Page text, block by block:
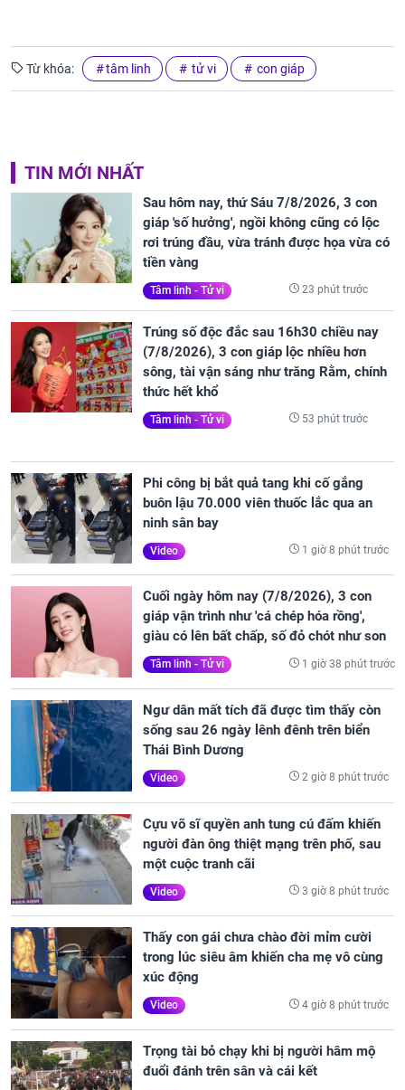
Từ khóa: tâm linh tử vi con giáp
TIN MỚI NHẤT
Sau hôm nay, thứ Sáu 7/8/2026, 3 con
giáp 'số hưởng', ngồi không cũng có lộc
rơi trúng đầu, vừa tránh được họa vừa có
tiền vàng
Tâm linh - Tử vi 23 phút trước
Trúng số độc đắc sau 16h30 chiều nay
(7/8/2026), 3 con giáp lộc nhiều hơn
sông, tài vận sáng như trăng Rằm, chính
thức hết khổ
Tâm linh - Tử vi 53 phút trước
Phi công bị bắt quả tang khi cố gắng
buôn lậu 70.000 viên thuốc lắc qua an
ninh sân bay
Video 1 giờ 8 phút trước
Cuối ngày hôm nay (7/8/2026), 3 con
giáp vận trình như 'cá chép hóa rồng',
giàu có lên bất chấp, số đỏ chót như son
Tâm linh - Tử vi 1 giờ 38 phút trước
Ngư dân mất tích đã được tìm thấy còn
sống sau 26 ngày lênh đênh trên biển
Thái Bình Dương
Video 2 giờ 8 phút trước
Cựu võ sĩ quyền anh tung cú đấm khiến
người đàn ông thiệt mạng trên phố, sau
một cuộc tranh cãi
Video 3 giờ 8 phút trước
Thấy con gái chưa chào đời mỉm cười
trong lúc siêu âm khiến cha mẹ vô cùng
xúc động
Video 4 giờ 8 phút trước
Trọng tài bỏ chạy khi bị người hâm mộ
đuổi đánh trên sân và cái kết